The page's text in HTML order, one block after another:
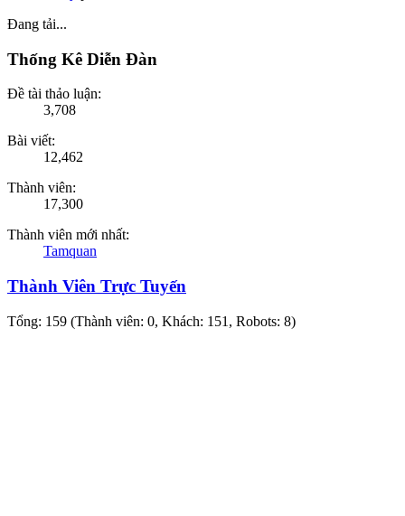
Đang tải...
Thống Kê Diễn Đàn
Đề tài thảo luận:
3,708
Bài viết:
12,462
Thành viên:
17,300
Thành viên mới nhất:
Tamquan
Thành Viên Trực Tuyến
Tổng: 159 (Thành viên: 0, Khách: 151, Robots: 8)